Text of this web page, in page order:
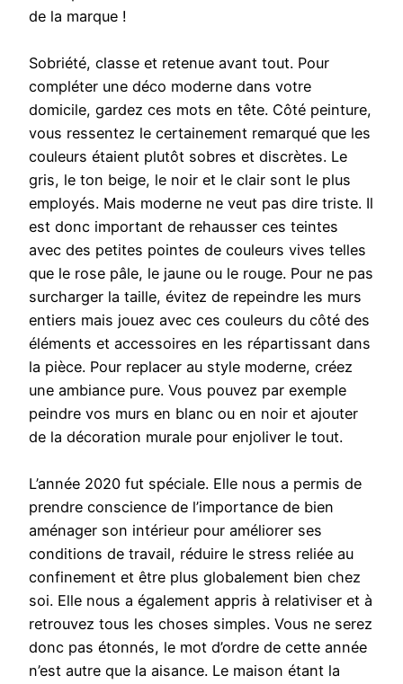
de la marque !
Sobriété, classe et retenue avant tout. Pour
compléter une déco moderne dans votre
domicile, gardez ces mots en tête. Côté peinture,
vous ressentez le certainement remarqué que les
couleurs étaient plutôt sobres et discrètes. Le
gris, le ton beige, le noir et le clair sont le plus
employés. Mais moderne ne veut pas dire triste. Il
est donc important de rehausser ces teintes
avec des petites pointes de couleurs vives telles
que le rose pâle, le jaune ou le rouge. Pour ne pas
surcharger la taille, évitez de repeindre les murs
entiers mais jouez avec ces couleurs du côté des
éléments et accessoires en les répartissant dans
la pièce. Pour replacer au style moderne, créez
une ambiance pure. Vous pouvez par exemple
peindre vos murs en blanc ou en noir et ajouter
de la décoration murale pour enjoliver le tout.
L’année 2020 fut spéciale. Elle nous a permis de
prendre conscience de l’importance de bien
aménager son intérieur pour améliorer ses
conditions de travail, réduire le stress reliée au
confinement et être plus globalement bien chez
soi. Elle nous a également appris à relativiser et à
retrouvez tous les choses simples. Vous ne serez
donc pas étonnés, le mot d’ordre de cette année
n’est autre que la aisance. Le maison étant la